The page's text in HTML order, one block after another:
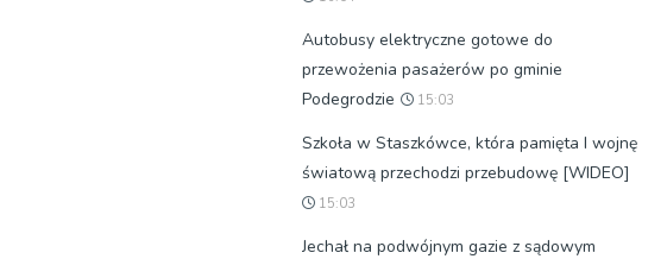
Autobusy elektryczne gotowe do
przewożenia pasażerów po gminie
Podegrodzie
15:03
Szkoła w Staszkówce, która pamięta I wojnę
światową przechodzi przebudowę [WIDEO]
15:03
Jechał na podwójnym gazie z sądowym